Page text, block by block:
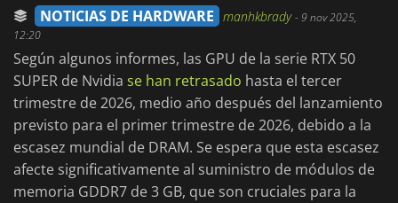
NOTICIAS DE HARDWARE manhkbrady-9 nov 2025,
12:20
Según algunos informes, las GPU de la serie RTX 50
SUPER de Nvidia se han retrasado hasta el tercer
trimestre de 2026, medio año después del lanzamiento
previsto para el primer trimestre de 2026, debido a la
escasez mundial de DRAM. Se espera que esta escasez
afecte significativamente al suministro de módulos de
memoria GDDR7 de 3 GB, que son cruciales para la